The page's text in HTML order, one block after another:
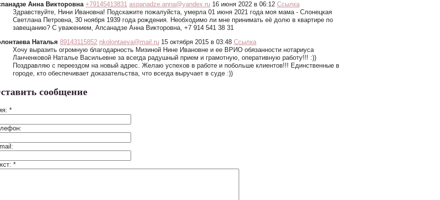
Анна Викторовна +79145413831 aspanadze.anna@yandex.ru 16 июня 2022 в 06:12 Cсылка
Здравствуйте, Нини Ивановна! Подскажите пожалуйста, умерла 01 июня 2021 года моя мама - Слонецкая
Светлана Петровна, 30 ноября 1939 года рождения. Необходимо ли мне принимать её долю в квартире по
завещанию? С уважением, Апсанадзе Анна Викторовна, +7 914 541 38 31
Наталья 89143115852 nkolontaeva@mail.ru 15 октября 2015 в 03:48 Cсылка
Хочу выразить огромную благодарность Мизиной Нине Ивановне и ее ВРИО обязанности нотариуса
Ланченковой Наталье Васильевне за всегда радушный прием и грамотную, оперативную работу!!! :))
Поздравляю с переездом на новый адрес. Желаю успехов в работе и побольше клиентов!!! Единственные в
городе, кто обеспечивает доказательства, что всегда выручает в суде :))
сообщение
*
*